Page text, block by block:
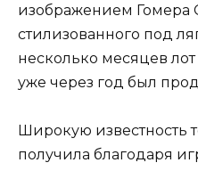
изображением Гомера
стилизованного под
несколько месяцев
уже через год был
Широкую известность
получила благодаря